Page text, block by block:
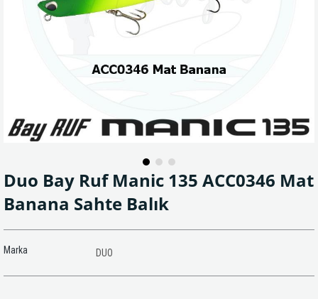
Duo Bay Ruf Manic 135 ACC0346 Mat
Banana Sahte Balık
Marka DUO